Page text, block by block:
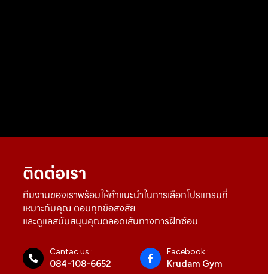
ติดต่อเรา
ทีมงานของเราพร้อมให้คำแนะนำในการเลือกโปรแกรมที่
เหมาะกับคุณ ตอบทุกข้อสงสัย
และดูแลสนับสนุนคุณตลอดเส้นทางการฝึกซ้อม
Cantac us :
084-108-6652
Facebook :
Krudam Gym